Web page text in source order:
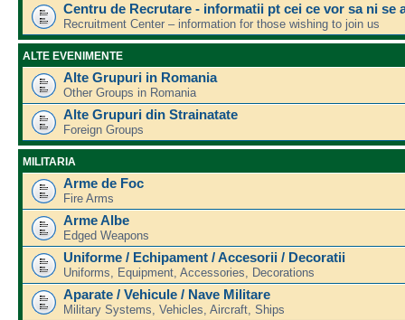
Centru de Recrutare - informatii pt cei ce vor sa ni se
Recruitment Center – information for those wishing to join us
ALTE EVENIMENTE
Alte Grupuri in Romania
Other Groups in Romania
Alte Grupuri din Strainatate
Foreign Groups
MILITARIA
Arme de Foc
Fire Arms
Arme Albe
Edged Weapons
Uniforme / Echipament / Accesorii / Decoratii
Uniforms, Equipment, Accessories, Decorations
Aparate / Vehicule / Nave Militare
Military Systems, Vehicles, Aircraft, Ships